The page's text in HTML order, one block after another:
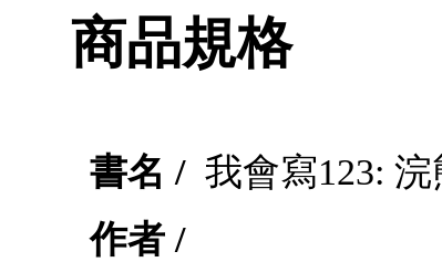
商品規格
書名 / 我會寫123: 浣
作者 /